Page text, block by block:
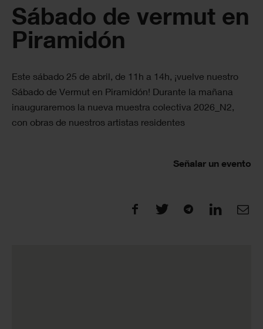
Sábado de vermut en
Piramidón
Este sábado 25 de abril, de 11h a 14h, ¡vuelve nuestro
Sábado de Vermut en Piramidón! Durante la mañana
inauguraremos la nueva muestra colectiva 2026_N2,
con obras de nuestros artistas residentes
Señalar un evento